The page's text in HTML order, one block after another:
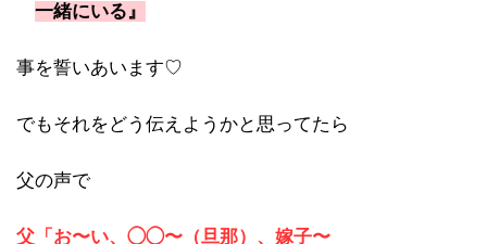
一緒にいる』
事を誓いあいます♡
でもそれをどう伝えようかと思ってたら
父の声で
父「お〜い、◯◯〜（旦那）、嫁子〜